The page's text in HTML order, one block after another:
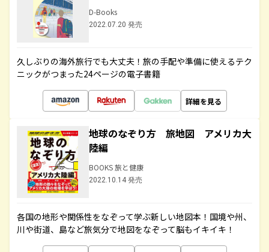
D-Books
2022.07.20 発売
久しぶりの海外旅行でも大丈夫！旅の手配や準備に使えるテク
ニックがつまった24ページの電子書籍
詳細を見る
地球のなぞり方 旅地図 アメリカ大
陸編
BOOKS 旅と健康
2022.10.14 発売
各国の地形や関係性をなぞって学ぶ新しい地図本！国境や州、
川や街道、島など旅気分で地図をなぞって脳もイキイキ！